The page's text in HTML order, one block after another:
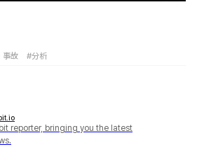
事故 #分析
reporter, bringing you the latest